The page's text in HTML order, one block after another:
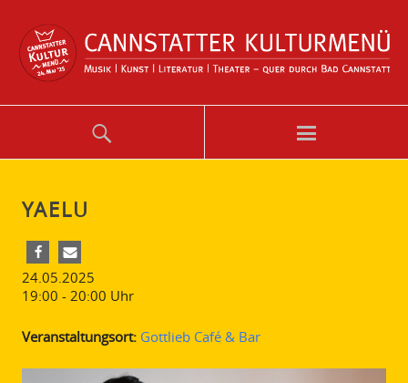
YAELU
24.05.2025
19:00 - 20:00 Uhr
Veranstaltungsort: Gottlieb Café & Bar